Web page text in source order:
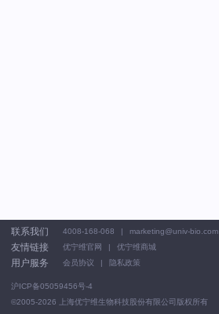
联系我们 4008-168-068 marketing@univ-bio.com
友情链接 优宁维官网 优宁维商城
用户服务 会员协议 隐私政策
沪ICP备05059456号-4
©2005-2026 上海优宁维生物科技股份有限公司版权所有